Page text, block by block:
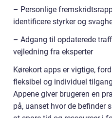
– Personlige
identificere styrker og
– Adgang til opdaterede
vejledning fra eksperter
Kørekort apps er vigtige,
fleksibel og individuel
Appene giver brugeren en
på, uanset hvor de befinder